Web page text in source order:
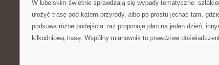
W lubelskim świetnie sprawdzają się wypady tematyczne:
ułożyć trasę pod kątem przyrody, albo po prostu jechać tam,
podsuwa różne podejścia: raz proponuje plan na jeden dzień,
kilkudniową trasę. Wspólny mianownik to prawdziwe